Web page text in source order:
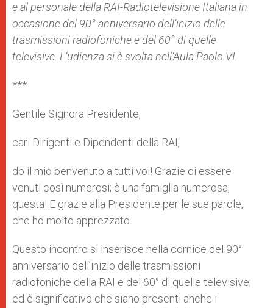
e al personale della RAI-Radiotelevisione Italiana in
occasione del 90° anniversario dell’inizio delle
trasmissioni radiofoniche e del 60° di quelle
televisive. L’udienza si è svolta nell’Aula Paolo VI.
***
Gentile Signora Presidente,
cari Dirigenti e Dipendenti della RAI,
do il mio benvenuto a tutti voi! Grazie di essere
venuti così numerosi; è una famiglia numerosa,
questa! E grazie alla Presidente per le sue parole,
che ho molto apprezzato.
Questo incontro si inserisce nella cornice del 90°
anniversario dell’inizio delle trasmissioni
radiofoniche della RAI e del 60° di quelle televisive;
ed è significativo che siano presenti anche i